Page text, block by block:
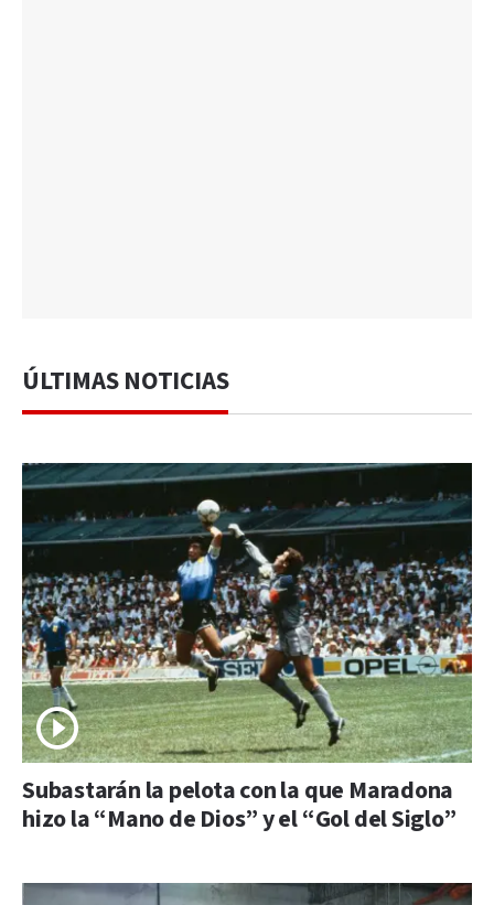
ÚLTIMAS NOTICIAS
Subastarán la pelota con la que Maradona
hizo la “Mano de Dios” y el “Gol del Siglo”